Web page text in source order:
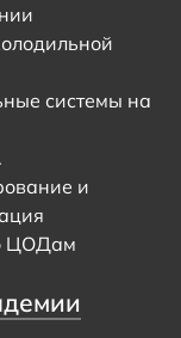
системы на
и
ЦОДам